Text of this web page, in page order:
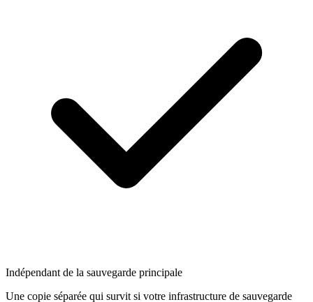
Indépendant de la sauvegarde principale
Une copie séparée qui survit si votre infrastructure de sauvegarde